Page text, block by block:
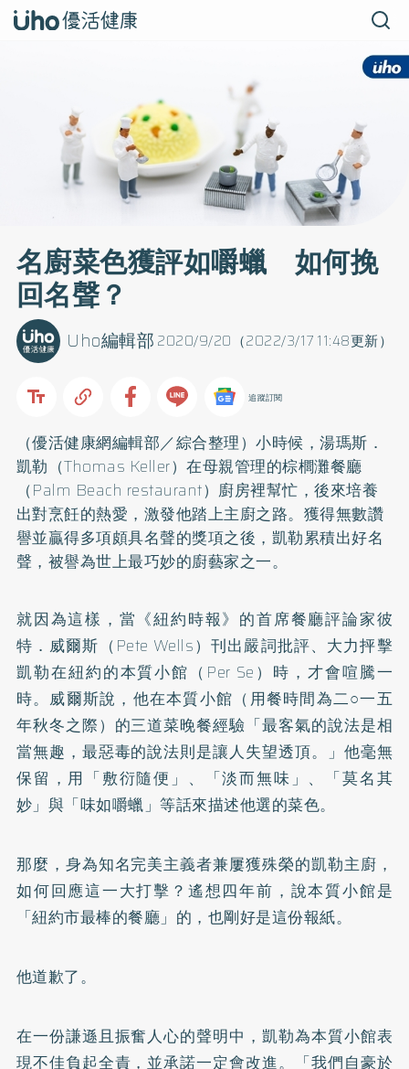
名廚菜色獲評如嚼蠟 如何挽
回名聲？
2020/9/20（2022/3/17 11:48更新）
Uho編輯部
追蹤訂閱
（優活健康網編輯部／綜合整理）小時候，湯瑪斯．
凱勒（Thomas Keller）在母親管理的棕櫚灘餐廳
（Palm Beach restaurant）廚房裡幫忙，後來培養
出對烹飪的熱愛，激發他踏上主廚之路。獲得無數讚
譽並贏得多項頗具名聲的獎項之後，凱勒累積出好名
聲，被譽為世上最巧妙的廚藝家之一。
就因為這樣，當《紐約時報》的首席餐廳評論家彼
特．威爾斯（Pete Wells）刊出嚴詞批評、大力抨擊
凱勒在紐約的本質小館（Per Se）時，才會喧騰一
時。威爾斯說，他在本質小館（用餐時間為二○一五
年秋冬之際）的三道菜晚餐經驗「最客氣的說法是相
當無趣，最惡毒的說法則是讓人失望透頂。」他毫無
保留，用「敷衍隨便」、「淡而無味」、「莫名其
妙」與「味如嚼蠟」等話來描述他選的菜色。
那麼，身為知名完美主義者兼屢獲殊榮的凱勒主廚，
如何回應這一大打擊？遙想四年前，說本質小館是
「紐約市最棒的餐廳」的，也剛好是這份報紙。
他道歉了。
在一份謙遜且振奮人心的聲明中，凱勒為本質小館表
現不佳負起全責，並承諾一定會改進。「我們自豪於